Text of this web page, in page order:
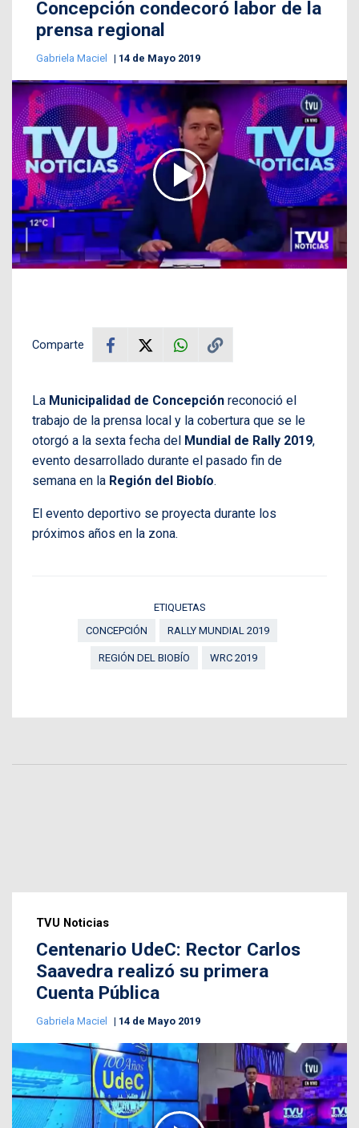
Concepción condecoró labor de la
prensa regional
Gabriela Maciel 14 de Mayo 2019
Comparte
La Municipalidad de Concepción reconoció el
trabajo de la prensa local y la cobertura que se le
otorgó a la sexta fecha del Mundial de Rally 2019,
evento desarrollado durante el pasado fin de
semana en la Región del Biobío.
El evento deportivo se proyecta durante los
próximos años en la zona.
ETIQUETAS
CONCEPCIÓN
RALLY MUNDIAL 2019
REGIÓN DEL BIOBÍO WRC 2019
TVU Noticias
Centenario UdeC: Rector Carlos
Saavedra realizó su primera
Cuenta Pública
Gabriela Maciel 14 de Mayo 2019